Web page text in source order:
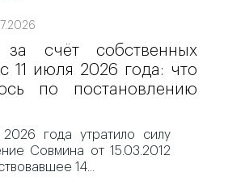
за счёт собственных
11 июля 2026 года: что
по постановлению
года утратило силу
Совмина от 15.03.2012
14